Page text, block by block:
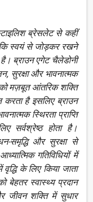
ब्रेसलेट से कहीं
कि स्वयं से जोड़कर रखने
ब्राउन एगेट चैलेडोनी
सुरक्षा और भावनात्मक
मज़बूत आंतरिक शक्ति
करता है इसलिए ब्राउन
स्थिरता प्राप्ति
सर्वश्रेष्ठ होता है।
समृद्धि और सुरक्षा से
गतिविधियों में
के लिए किया जाता
स्वास्थ्य प्रदान
जीवन शक्ति में सुधार